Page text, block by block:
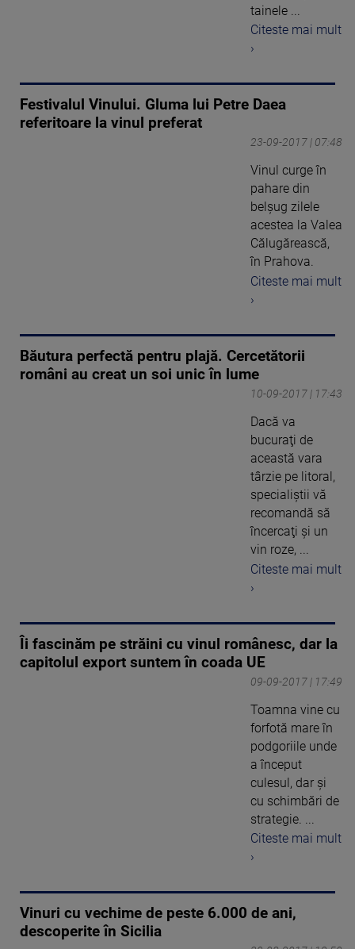
tainele ...
Citeste mai mult
›
Festivalul Vinului. Gluma lui Petre Daea
referitoare la vinul preferat
23-09-2017 | 07:48
Vinul curge în
pahare din
belşug zilele
acestea la Valea
Călugărească,
în Prahova.
Citeste mai mult
›
Băutura perfectă pentru plajă. Cercetătorii
români au creat un soi unic în lume
10-09-2017 | 17:43
Dacă va
bucuraţi de
această vara
târzie pe litoral,
specialiştii vă
recomandă să
încercaţi şi un
vin roze, ...
Citeste mai mult
›
Îi fascinăm pe străini cu vinul românesc, dar la
capitolul export suntem în coada UE
09-09-2017 | 17:49
Toamna vine cu
forfotă mare în
podgoriile unde
a început
culesul, dar şi
cu schimbări de
strategie. ...
Citeste mai mult
›
Vinuri cu vechime de peste 6.000 de ani,
descoperite în Sicilia